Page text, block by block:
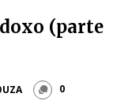
(parte
0